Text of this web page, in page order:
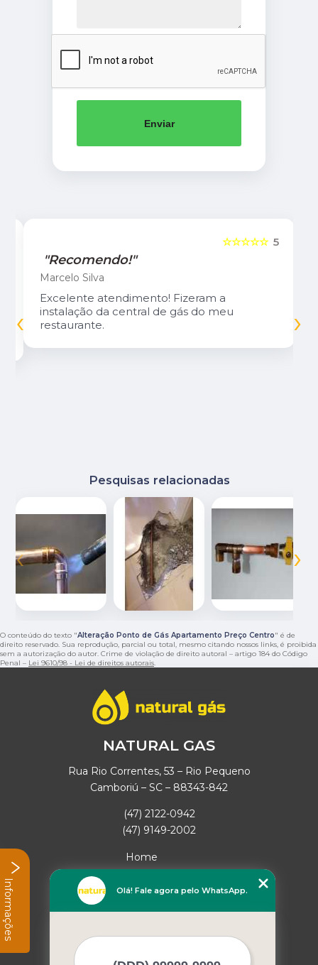
Enviar
5
☆☆☆☆☆
"Recomendo!"
Marcelo Silva
Excelente atendimento! Fizeram a
instalação da central de gás do meu
restaurante.
‹ ›
Pesquisas relacionadas
‹ ›
O conteúdo do texto "Alteração Ponto de Gás Apartamento Preço Centro" é de
direito reservado. Sua reprodução, parcial ou total, mesmo citando nossos links, é proibida
sem a autorização do autor. Crime de violação de direito autoral – artigo 184 do Código
Penal – Lei 9610/98 - Lei de direitos autorais.
NATURAL GAS
Rua Rio Correntes, 53 – Rio Pequeno
Camboriú – SC – 88343-842
(47) 2122-0942
(47) 9149-2002
Home
Empresa
Missão
Mapa do site
Olá! Fale agora pelo WhatsApp.
Informações